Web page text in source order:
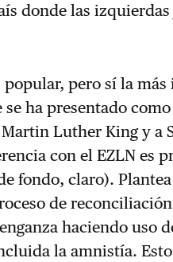
donde las
pero sí la más
ha presentado
Luther King y a
con el EZLN es
fondo, claro).
de
haciendo uso
la amnistía.